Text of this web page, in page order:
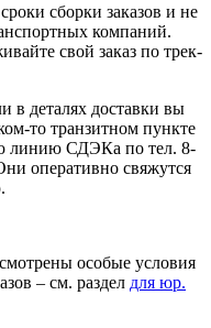
сборки заказов и не
компаний.
свой заказ по трек-
деталях доставки вы
то транзитном пункте
линию СДЭКа по тел. 8-
оперативно свяжутся
особые условия
– см. раздел для юр.